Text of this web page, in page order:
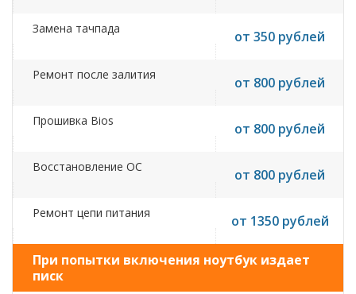
Замена тачпада от 350 рублей
Ремонт после залития от 800 рублей
Прошивка Bios от 800 рублей
Восстановление ОС от 800 рублей
Ремонт цепи питания от 1350 рублей
При попытки включения ноутбук издает
писк